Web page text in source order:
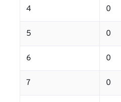
4 0
5 0
6 0
7 0